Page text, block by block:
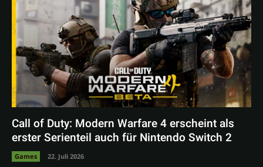
Call of Duty: Modern Warfare 4 erscheint als
erster Serienteil auch für Nintendo Switch 2
Games 22. Juli 2026